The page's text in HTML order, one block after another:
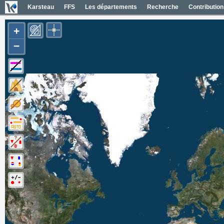
Karsteau FFS Les départements Recherche Contribution
+
−
Photos aériennes France
Mapas geol 1/50000 España
Mapas IGN España
Fotos aéreas España
Photos aériennes ESRI
Carte OpenTopoMap